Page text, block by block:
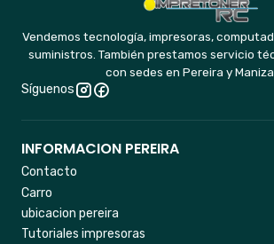
Vendemos tecnología, impresoras,
suministros. También prestamos servicio
con sedes en Pereira y
Síguenos
INFORMACION PEREIRA
Contacto
Carro
ubicacion pereira
Tutoriales impresoras